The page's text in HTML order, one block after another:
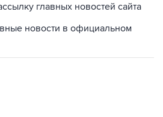
главных новостей сайта
новости в официальном